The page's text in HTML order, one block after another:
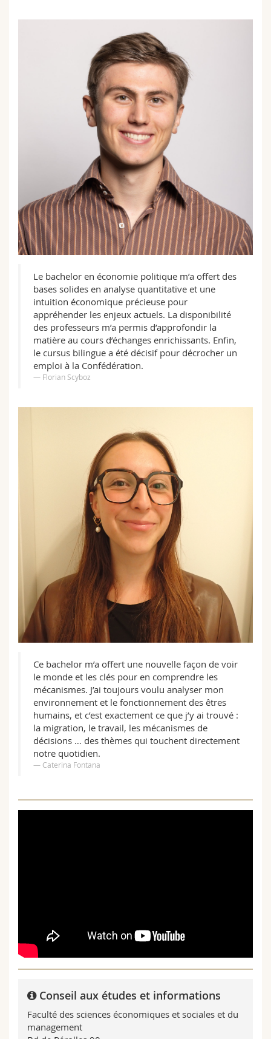
Le bachelor en économie politique m’a offert des
bases solides en analyse quantitative et une
intuition économique précieuse pour
appréhender les enjeux actuels. La disponibilité
des professeurs m’a permis d’approfondir la
matière au cours d’échanges enrichissants. Enfin,
le cursus bilingue a été décisif pour décrocher un
emploi à la Confédération.
Florian Scyboz
Ce bachelor m’a offert une nouvelle façon de voir
le monde et les clés pour en comprendre les
mécanismes. J’ai toujours voulu analyser mon
environnement et le fonctionnement des êtres
humains, et c’est exactement ce que j’y ai trouvé :
la migration, le travail, les mécanismes de
décisions … des thèmes qui touchent directement
notre quotidien.
Caterina Fontana
Conseil aux études et informations
Faculté des sciences économiques et sociales et du
management